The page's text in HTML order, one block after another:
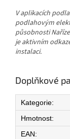
V aplikacích
podlahovým
působnosti
je aktivním
instalaci.
Doplňkové
Kategorie:
Hmotnost:
EAN: